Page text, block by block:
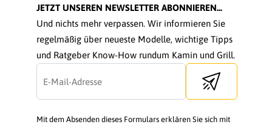
JETZT UNSEREN NEWSLETTER ABONNIEREN...
Und nichts mehr verpassen. Wir informieren Sie
regelmäßig über neueste Modelle, wichtige Tipps
und Ratgeber Know-How rundum Kamin und Grill.
Send newsletter
Mit dem Absenden dieses Formulars erklären Sie sich mit